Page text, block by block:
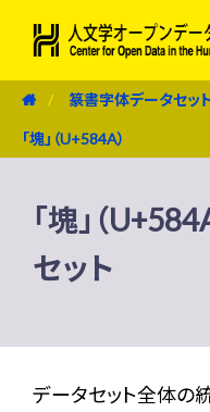
篆書字体データセッ
「塊」（U+584A）
「塊」（
セット
データセット全体の